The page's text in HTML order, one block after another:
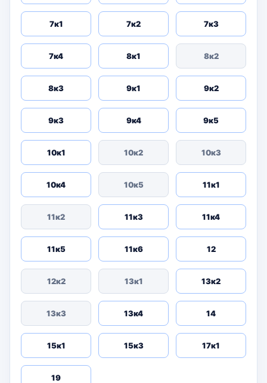
7к1 7к2 7к3
7к4 8к1 8к2
8к3 9к1 9к2
9к3 9к4 9к5
10к1 10к2 10к3
10к4 10к5 11к1
11к2 11к3 11к4
11к5 11к6 12
12к2 13к1 13к2
13к3 13к4 14
15к1 15к3 17к1
19